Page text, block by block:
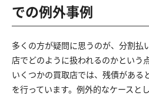
での例外事例
多くの方が疑問に思うのが、分割払
店でどのように扱われるのかという
いくつかの買取店では、残債がある
を行っています。例外的なケースと